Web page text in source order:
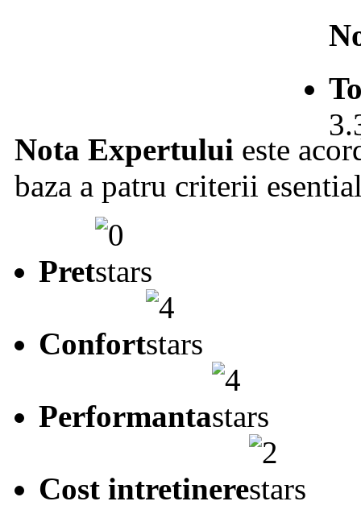
Nota Expertului este
baza a patru criterii
Pret
Confort
Performanta
Cost intretinere